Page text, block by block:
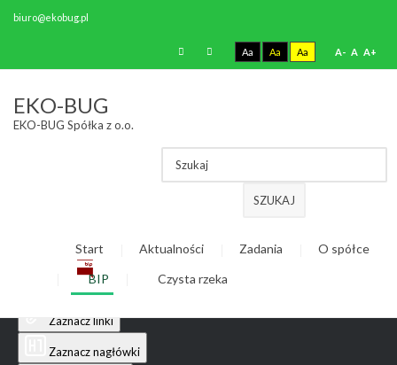
Odwróć kolory
Niskie nasycenie
Wysokie nasycenie
Zaznacz linki
Zaznacz nagłówki
biuro@ekobug.pl
Aa Aa Aa A- A A+
EKO-BUG
EKO-BUG Spółka z o.o.
SZUKAJ
Start Aktualności Zadania O spółce
BIP Czysta rzeka